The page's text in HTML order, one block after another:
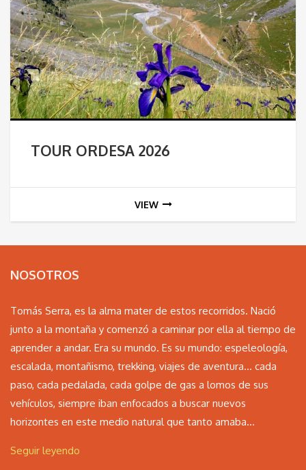
TOUR ORDESA 2026
VIEW
NOSOTROS
Tomás Serra, es la alma mater de estos recorridos. Nació
junto a la montaña y comenzó a caminar por ella al tiempo de
aprender a andar. Era su mundo. Es su mundo: espeleología,
escalada, montañismo, trekking, viajes de aventura… cada
paso, cada pedalada, cada golpe de gas a lomos de sus
vehículos, siempre iban enfocados a buscar nuevos
horizontes en este medio natural que tanto amaba...
Seguir leyendo